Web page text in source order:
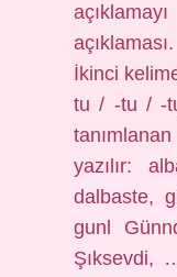
İkinci
tu / -tu / -
yazılır:
dalbaste,
gunl
Şıksevdi,